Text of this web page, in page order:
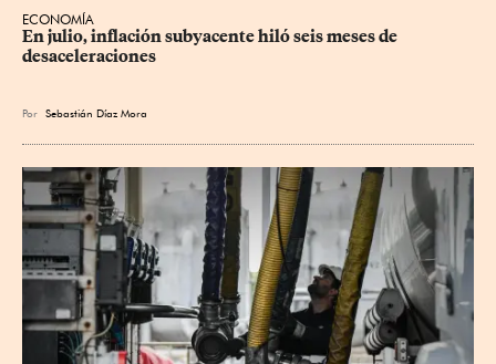
ECONOMÍA
En julio, inflación subyacente hiló seis meses de
desaceleraciones
Por Sebastián Díaz Mora